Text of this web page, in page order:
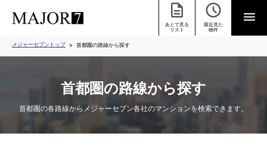
あとで見る
リスト
最近見た
物件
メジャーセブントップ 首都圏の路線から探す
首都圏の路線から探す
首都圏の各路線からメジャーセブン各社のマンションを検索できます。